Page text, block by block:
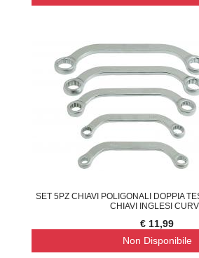
SET 5PZ CHIAVI POLIGONALI DOPPIA
CHIAVI INGLESI
€ 11,99
Non Disponibile